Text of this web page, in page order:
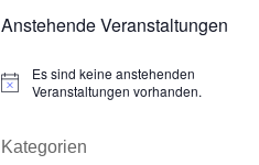
Anstehende Veranstaltungen
N
i
c
Es sind keine anstehenden
Veranstaltungen vorhanden.
Kategorien